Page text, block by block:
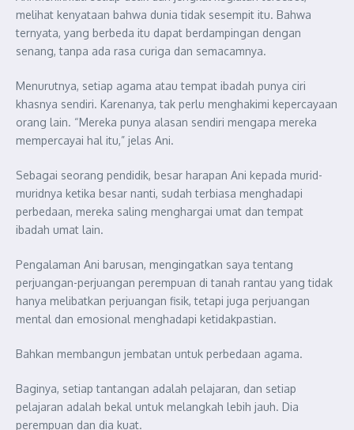
melihat kenyataan bahwa dunia tidak sesempit itu. Bahwa
ternyata, yang berbeda itu dapat berdampingan dengan
senang, tanpa ada rasa curiga dan semacamnya.
Menurutnya, setiap agama atau tempat ibadah punya ciri
khasnya sendiri. Karenanya, tak perlu menghakimi kepercayaan
orang lain. “Mereka punya alasan sendiri mengapa mereka
mempercayai hal itu,” jelas Ani.
Sebagai seorang pendidik, besar harapan Ani kepada murid-
muridnya ketika besar nanti, sudah terbiasa menghadapi
perbedaan, mereka saling menghargai umat dan tempat
ibadah umat lain.
Pengalaman Ani barusan, mengingatkan saya tentang
perjuangan-perjuangan perempuan di tanah rantau yang tidak
hanya melibatkan perjuangan fisik, tetapi juga perjuangan
mental dan emosional menghadapi ketidakpastian.
Bahkan membangun jembatan untuk perbedaan agama.
Baginya, setiap tantangan adalah pelajaran, dan setiap
pelajaran adalah bekal untuk melangkah lebih jauh. Dia
perempuan dan dia kuat.